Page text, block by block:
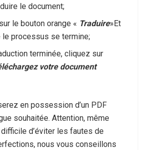
le document;
le bouton orange « Traduire»Et
le processus se termine;
terminée, cliquez sur
votre document
en possession d’un PDF
souhaitée. Attention, même
d’éviter les fautes de
nous vous conseillons